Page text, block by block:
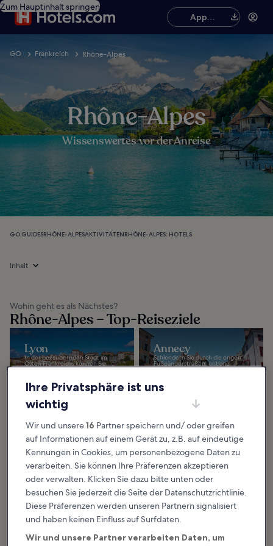
Zum Hauptinhalt springen
App
herunterladen
GO Frankreich Rhône-Alpes
Rhône-Alpes
Wissenswertes vor der Anreise
GO GUIDESRHÔNE-ALPESAKTIVITÄTENRHÔNE-ALPES: HOTELS
Inhalt
Wohin geht es als Nächstes?
Rhône-Alpes – Top-Reiseziele
Lyon
In der bezaubernden Stadt im
Osten Frankreichs können Sie
außerdem die majestätische
besichtigen, die hoch...
Annecy
Schlendern Sie durch die engen
Fußgängerstraßen, entlang
Kunsthandwerksläden,
Ausgewählte Erlebnisse und Unterhaltsames
Rhône-Alpes: Was gibt es zu
besichtigen und zu
unternehmen?
Mehr anzeigen
Ihre Privatsphäre ist uns
wichtig
Wir und unsere16 Partner speichern und/ oder greifen
auf Informationen auf einem Gerät zu, z.B. auf eindeutige
Kennungen in Cookies, um personenbezogene Daten zu
verarbeiten. Sie können Ihre Präferenzen akzeptieren
oder verwalten. Klicken Sie dazu bitte unten oder
besuchen Sie jederzeit die Seite der Datenschutzrichtlinie.
Diese Präferenzen werden unseren Partnern signalisiert
und haben keinen Einfluss auf Surfdaten.
Wir und unsere Partner verarbeiten Daten, um